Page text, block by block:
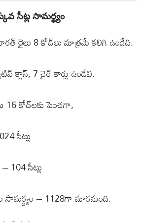
సీట్ల సామర్థ్యం
రైలు 8 కోచ్‌లు మాత్రమే కలిగి ఉండేది.
క్లాస్‌, 7 చైర్ కార్లు ఉండేవి.
16 కోచ్‌లకు పెంచగా,
సీట్లు
104 సీట్లు
సామర్థ్యం – 1128గా మారనుంది.